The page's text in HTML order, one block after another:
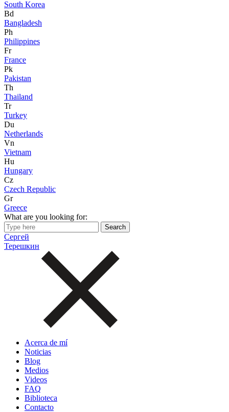
South Korea
Bd
Bangladesh
Ph
Philippines
Fr
France
Pk
Pakistan
Th
Thailand
Tr
Turkey
Du
Netherlands
Vn
Vietnam
Hu
Hungary
Cz
Czech Republic
Gr
Greece
What are you looking for:
Сергей
Терешкин
Acerca de mí
Noticias
Blog
Medios
Videos
FAQ
Biblioteca
Contacto